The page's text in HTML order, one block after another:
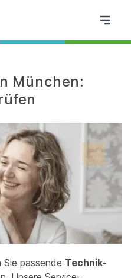
München:
passende Technik-